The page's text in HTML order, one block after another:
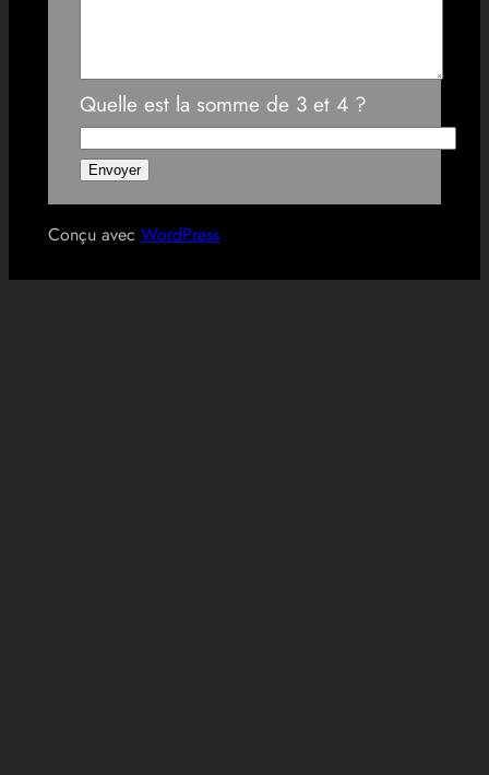
Quelle est la somme de 3 et 4 ?
Conçu avec WordPress